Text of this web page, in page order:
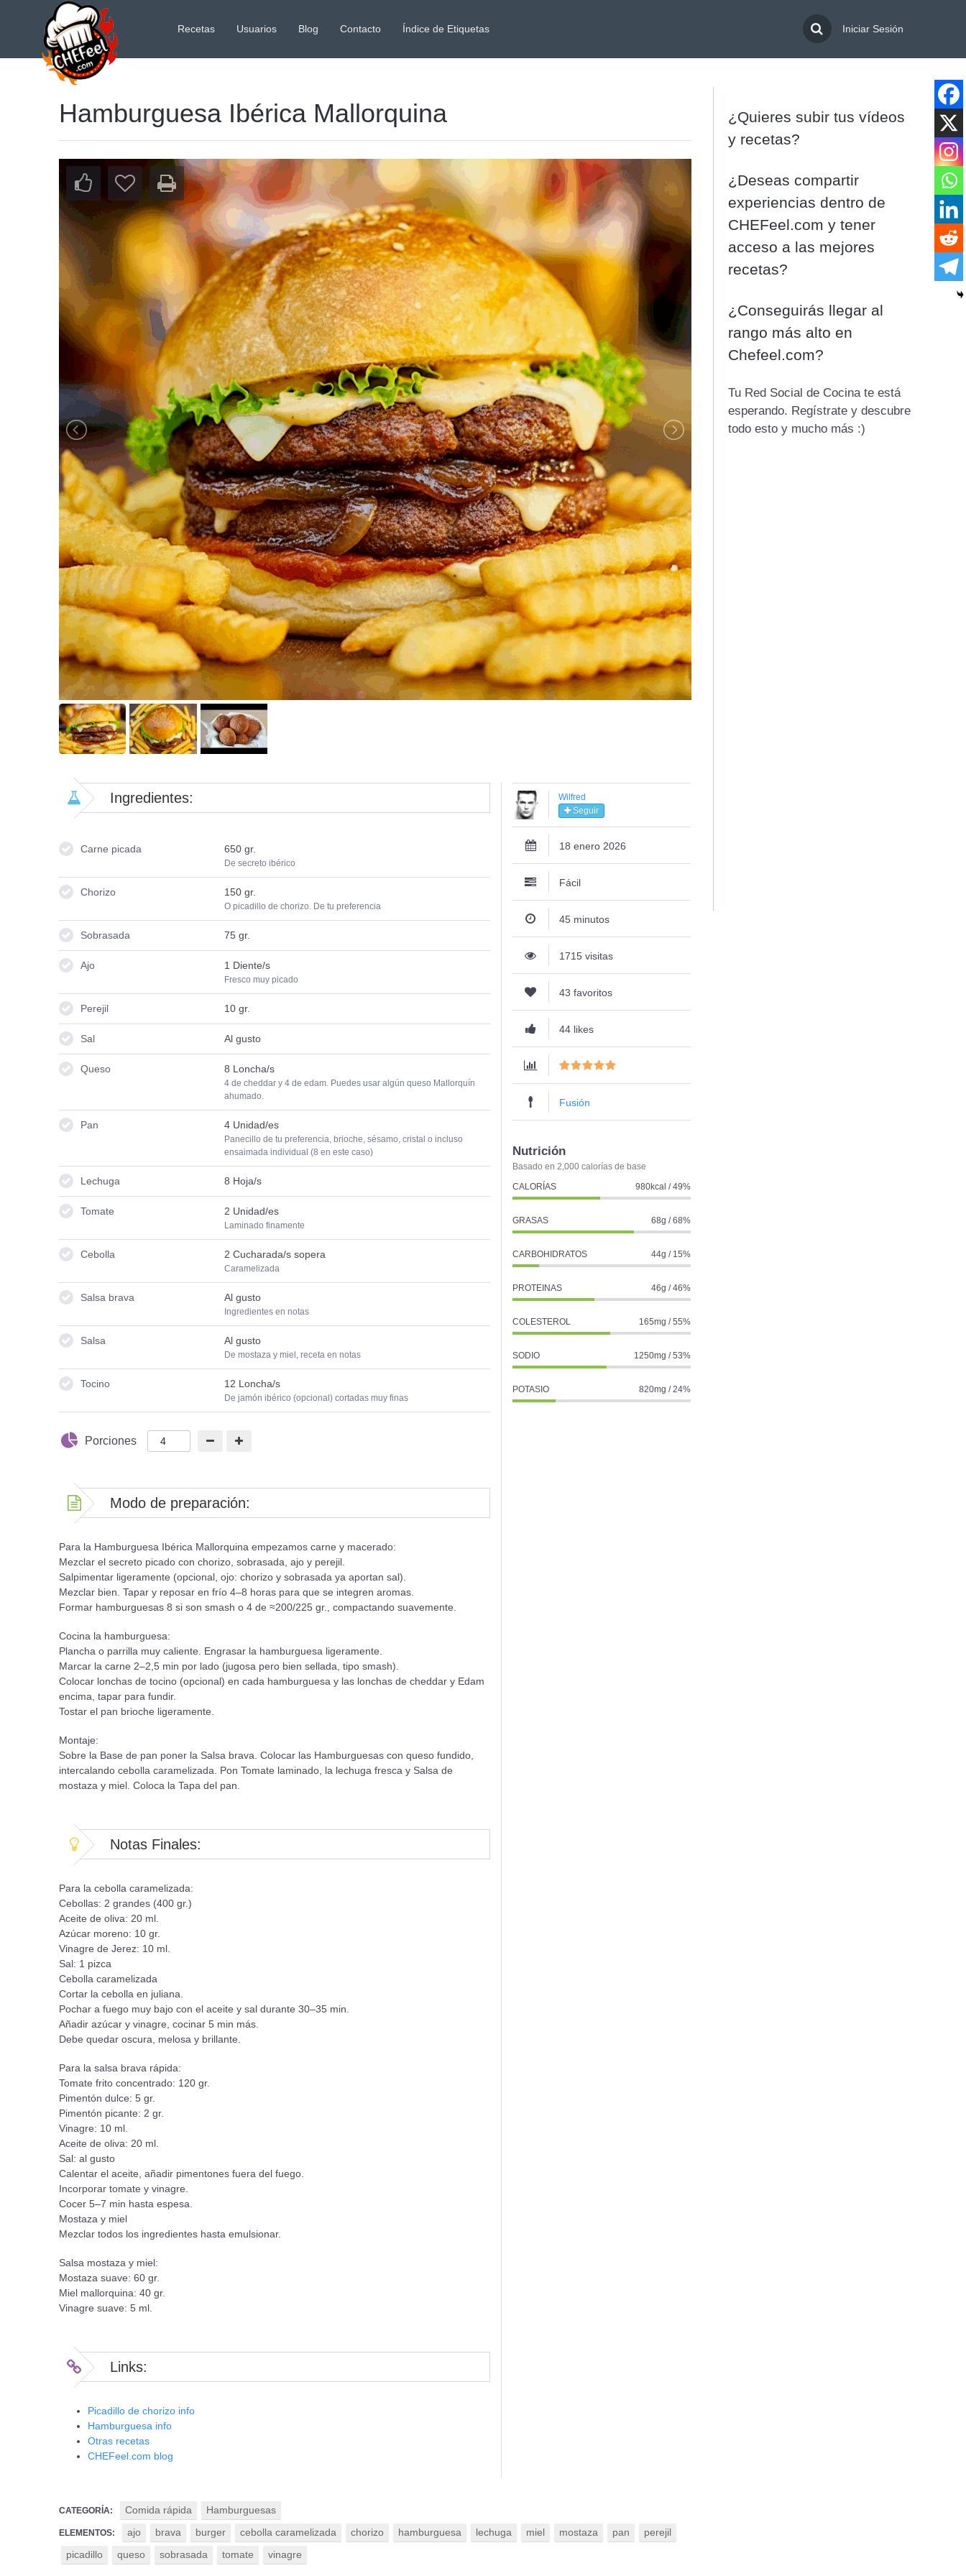
Recetas Usuarios Blog Contacto Índice de Etiquetas Iniciar Sesión
¿Quieres subir tus vídeos
y recetas?
¿Deseas compartir
experiencias dentro de
CHEFeel.com y tener
acceso a las mejores
recetas?
¿Conseguirás llegar al
rango más alto en
Chefeel.com?
Tu Red Social de Cocina te está
esperando. Regístrate y descubre
todo esto y mucho más :)
Hamburguesa Ibérica Mallorquina
Ingredientes:
Carne picada 650gr.
De secreto ibérico
Chorizo 150gr.
O picadillo de chorizo. De tu preferencia
Sobrasada 75gr.
Ajo 1 Diente/s
Fresco muy picado
Perejil 10gr.
Sal Al gusto
Queso 8 Loncha/s
4 de cheddar y 4 de edam. Puedes usar algún queso Mallorquín
ahumado.
Pan 4Unidad/es
Panecillo de tu preferencia, brioche, sésamo, cristal o incluso
ensaimada individual (8 en este caso)
Lechuga 8 Hoja/s
Tomate 2 Unidad/es
Laminado finamente
Cebolla 2 Cucharada/s sopera
Caramelizada
Salsa brava Al gusto
Ingredientes en notas
Salsa Al gusto
De mostaza y miel, receta en notas
Tocino 12 Loncha/s
De jamón ibérico (opcional) cortadas muy finas
Porciones
Modo de preparación:
Para la Hamburguesa Ibérica Mallorquina empezamos carne y macerado:
Mezclar el secreto picado con chorizo, sobrasada, ajo y perejil.
Salpimentar ligeramente (opcional, ojo: chorizo y sobrasada ya aportan sal).
Mezclar bien. Tapar y reposar en frío 4–8 horas para que se integren aromas.
Formar hamburguesas 8 si son smash o 4 de ≈200/225 gr., compactando suavemente.
Cocina la hamburguesa:
Plancha o parrilla muy caliente. Engrasar la hamburguesa ligeramente.
Marcar la carne 2–2,5 min por lado (jugosa pero bien sellada, tipo smash).
Colocar lonchas de tocino (opcional) en cada hamburguesa y las lonchas de cheddar y Edam
encima, tapar para fundir.
Tostar el pan brioche ligeramente.
Montaje:
Sobre la Base de pan poner la Salsa brava. Colocar las Hamburguesas con queso fundido,
intercalando cebolla caramelizada. Pon Tomate laminado, la lechuga fresca y Salsa de
mostaza y miel. Coloca la Tapa del pan.
Notas Finales:
Para la cebolla caramelizada:
Cebollas: 2 grandes (400 gr.)
Aceite de oliva: 20 ml.
Azúcar moreno: 10 gr.
Vinagre de Jerez: 10 ml.
Sal: 1 pizca
Cebolla caramelizada
Cortar la cebolla en juliana.
Pochar a fuego muy bajo con el aceite y sal durante 30–35 min.
Añadir azúcar y vinagre, cocinar 5 min más.
Debe quedar oscura, melosa y brillante.
Para la salsa brava rápida:
Tomate frito concentrado: 120 gr.
Pimentón dulce: 5 gr.
Pimentón picante: 2 gr.
Vinagre: 10 ml.
Aceite de oliva: 20 ml.
Sal: al gusto
Calentar el aceite, añadir pimentones fuera del fuego.
Incorporar tomate y vinagre.
Cocer 5–7 min hasta espesa.
Mostaza y miel
Mezclar todos los ingredientes hasta emulsionar.
Salsa mostaza y miel:
Mostaza suave: 60 gr.
Miel mallorquina: 40 gr.
Vinagre suave: 5 ml.
Links:
Picadillo de chorizo info
Hamburguesa info
Otras recetas
CHEFeel.com blog
Wilfred
Seguir
18 enero 2026
Fácil
45 minutos
1715 visitas
43 favoritos
44 likes
Fusión
Nutrición
Basado en 2,000 calorías de base
CALORÍAS
980kcal / 49%
GRASAS 68g / 68%
CARBOHIDRATOS 44g / 15%
PROTEINAS 46g / 46%
COLESTEROL 165mg / 55%
SODIO 1250mg / 53%
POTASIO 820mg / 24%
CATEGORÍA: Comida rápida Hamburguesas
ELEMENTOS: ajo brava burger cebolla caramelizada chorizo hamburguesa lechuga miel mostaza pan
perejil
picadillo
queso sobrasada tomate vinagre